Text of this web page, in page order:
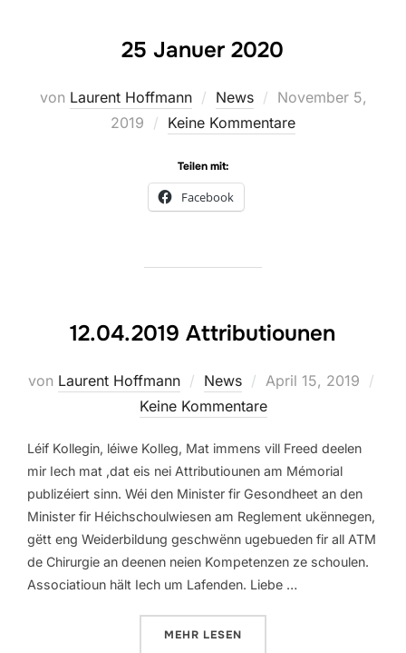
25 Januer 2020
von Laurent Hoffmann News
Veröffentlicht
am
November 5,
2019
Keine Kommentare
Teilen mit:
Facebook
12.04.2019 Attributiounen
von Laurent Hoffmann News
Veröffentlicht
am
April 15, 2019
Keine Kommentare
Léif Kollegin, léiwe Kolleg, Mat immens vill Freed deelen
mir Iech mat ,dat eis nei Attributiounen am Mémorial
publizéiert sinn. Wéi den Minister fir Gesondheet an den
Minister fir Héichschoulwiesen am Reglement ukënnegen,
gëtt eng Weiderbildung geschwënn ugebueden fir all ATM
de Chirurgie an deenen neien Kompetenzen ze schoulen.
Associatioun hält Iech um Lafenden. Liebe …
MEHR ÜBER „12.04.2019
LESEN